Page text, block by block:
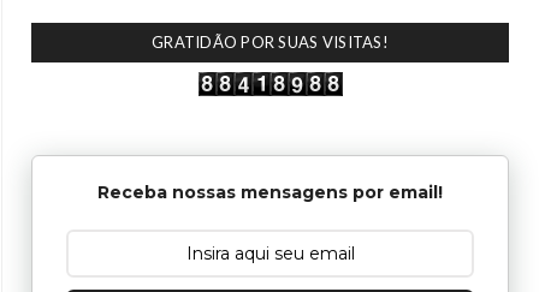
GRATIDÃO POR SUAS VISITAS!
Receba nossas mensagens por email!